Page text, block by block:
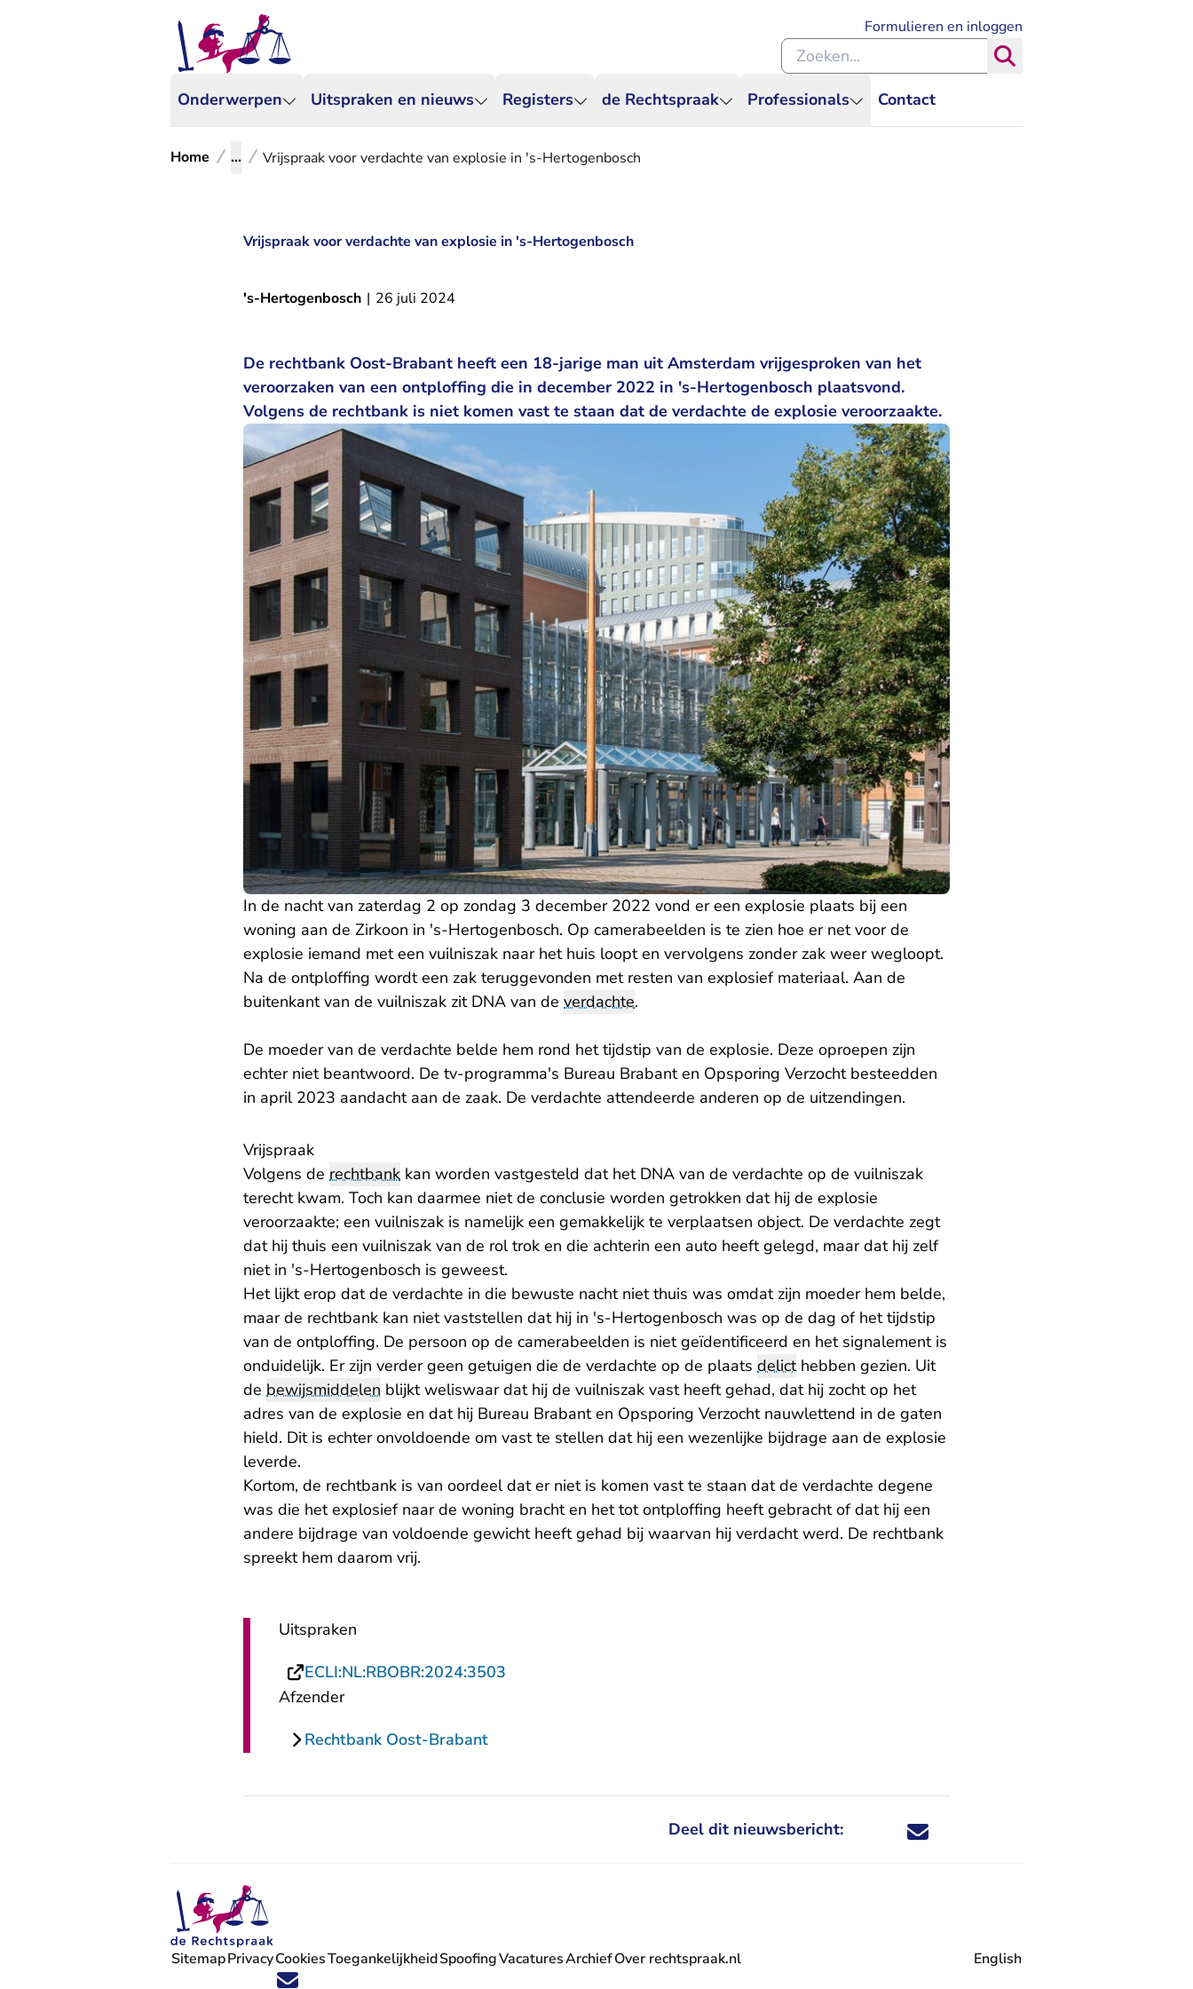
Onderwerpen Uitspraken en nieuws Registers de Rechtspraak Professionals Contact
Formulieren en inloggen
Zoeken binnen de Rechtspraak
Home ... Vrijspraak voor verdachte van explosie in 's-Hertogenbosch
Vrijspraak voor verdachte van explosie in 's-Hertogenbosch
's-Hertogenbosch | 26 juli 2024
De rechtbank Oost-Brabant heeft een 18-jarige man uit Amsterdam vrijgesproken van het
veroorzaken van een ontploffing die in december 2022 in 's-Hertogenbosch plaatsvond.
Volgens de rechtbank is niet komen vast te staan dat de verdachte de explosie veroorzaakte.
In de nacht van zaterdag 2 op zondag 3 december 2022 vond er een explosie plaats bij een
woning aan de Zirkoon in 's-Hertogenbosch. Op camerabeelden is te zien hoe er net voor de
explosie iemand met een vuilniszak naar het huis loopt en vervolgens zonder zak weer wegloopt.
Na de ontploffing wordt een zak teruggevonden met resten van explosief materiaal. Aan de
buitenkant van de vuilniszak zit DNA van de verdachte.
De moeder van de verdachte belde hem rond het tijdstip van de explosie. Deze oproepen zijn
echter niet beantwoord. De tv-programma's Bureau Brabant en Opsporing Verzocht besteedden
in april 2023 aandacht aan de zaak. De verdachte attendeerde anderen op de uitzendingen.
Vrijspraak
Volgens de rechtbank kan worden vastgesteld dat het DNA van de verdachte op de vuilniszak
terecht kwam. Toch kan daarmee niet de conclusie worden getrokken dat hij de explosie
veroorzaakte; een vuilniszak is namelijk een gemakkelijk te verplaatsen object. De verdachte zegt
dat hij thuis een vuilniszak van de rol trok en die achterin een auto heeft gelegd, maar dat hij zelf
niet in 's-Hertogenbosch is geweest.
Het lijkt erop dat de verdachte in die bewuste nacht niet thuis was omdat zijn moeder hem belde,
maar de rechtbank kan niet vaststellen dat hij in 's-Hertogenbosch was op de dag of het tijdstip
van de ontploffing. De persoon op de camerabeelden is niet geïdentificeerd en het signalement is
onduidelijk. Er zijn verder geen getuigen die de verdachte op de plaats delicthebben gezien. Uit
de bewijsmiddelen blijkt weliswaar dat hij de vuilniszak vast heeft gehad, dat hij zocht op het
adres van de explosie en dat hij Bureau Brabant en Opsporing Verzocht nauwlettend in de gaten
hield. Dit is echter onvoldoende om vast te stellen dat hij een wezenlijke bijdrage aan de explosie
leverde.
Kortom, de rechtbank is van oordeel dat er niet is komen vast te staan dat de verdachte degene
was die het explosief naar de woning bracht en het tot ontploffing heeft gebracht of dat hij een
andere bijdrage van voldoende gewicht heeft gehad bij waarvan hij verdacht werd. De rechtbank
spreekt hem daarom vrij.
Uitspraken
ECLI:NL:RBOBR:2024:3503
Afzender
Rechtbank Oost-Brabant
Deel dit nieuwsbericht: Deel dit nieuwsbericht via X - U verlaat
Deel dit nieuwsbericht via Facebook - U
Deel dit nieuwsbericht via e-mail
Deel dit nieuwsbericht via LinkedIn - U
Volg ons op X (Twitter) - U verlaat Rechtspraak.nl
Volg ons op Facebook - U verlaat Rechtspraak.nl
Volg ons op Instagram - U verlaat Rechtspraak.nl
Volg ons op Youtube - U verlaat Rechtspraak.nl
Volg ons op LinkedIn - U verlaat Rechtspraak.nl
'Blijf op de hoogte' nieuwsbrief - U verlaat Rechtspraak.nl
SitemapPrivacyCookiesToegankelijkheidSpoofingVacatures
- U verlaat Rechtspraak.nl
ArchiefOver rechtspraak.nl English